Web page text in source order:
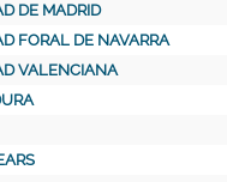
DE MADRID
FORAL DE NAVARRA
VALENCIANA